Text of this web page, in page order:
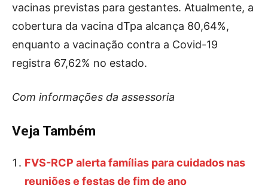
vacinas previstas para gestantes. Atualmente, a
cobertura da vacina dTpa alcança 80,64%,
enquanto a vacinação contra a Covid-19
registra 67,62% no estado.
Com informações da assessoria
Veja Também
FVS-RCP alerta famílias para cuidados nas
reuniões e festas de fim de ano